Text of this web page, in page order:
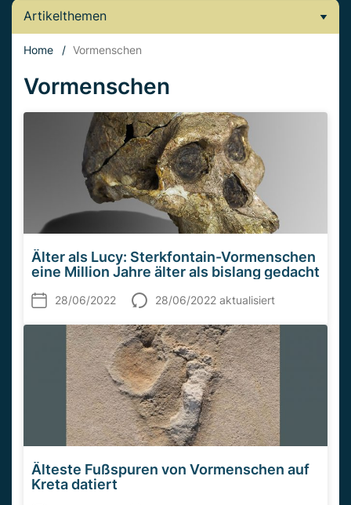
Artikelthemen
Home / Vormenschen
Vormenschen
Älter als Lucy: Sterkfontain-Vormenschen
eine Million Jahre älter als bislang gedacht
28/06/2022 28/06/2022 aktualisiert
Älteste Fußspuren von Vormenschen auf
Kreta datiert